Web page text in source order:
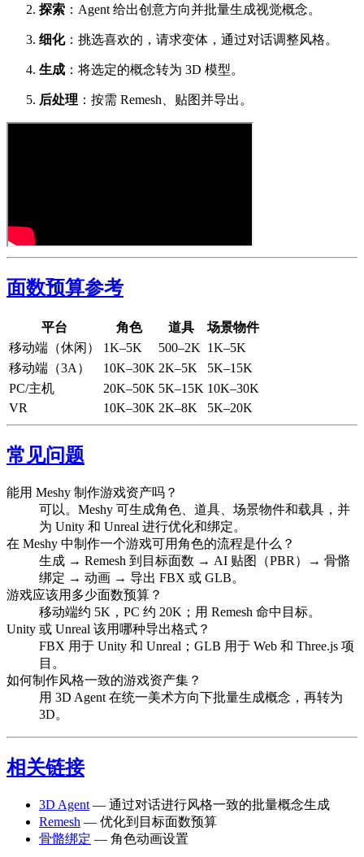
探索 ：Agent 给出创意方向并批量生成视觉概念。
细化：挑选喜欢的，请求变体，通过对话调整风格。
生成 ：将选定的概念转为 3D 模型。
后处理 ：按需 Remesh、贴图并导出。
面数预算参考
平台 角色 道具
场景物件
移动端（休闲）
1K–5K 500–2K 1K–5K
移动端（3A）
10K–30K 2K–5K
5K–15K
PC/主机
20K–50K 5K–15K 10K–30K
VR
10K–30K 2K–8K 5K–20K
常见问题
能用 Meshy 制作游戏资产吗？
可以。Meshy 可生成角色、道具、场景物件和载具，并
为 Unity 和 Unreal 进行优化和绑定。
在 Meshy 中制作一个游戏可用角色的流程是什么？
生成 → Remesh 到目标面数 → AI 贴图（PBR）→ 骨骼
绑定 → 动画 → 导出 FBX 或 GLB。
游戏应该用多少面数预算？
移动端约 5K，PC 约 20K；用 Remesh 命中目标。
Unity 或 Unreal 该用哪种导出格式？
FBX 用于 Unity 和 Unreal；GLB 用于 Web 和 Three.js 项
目。
如何制作风格一致的游戏资产集？
用 3D Agent 在统一美术方向下批量生成概念，再转为
3D。
相关链接
3D Agent — 通过对话进行风格一致的批量概念生成
Remesh — 优化到目标面数预算
骨骼绑定 — 角色动画设置